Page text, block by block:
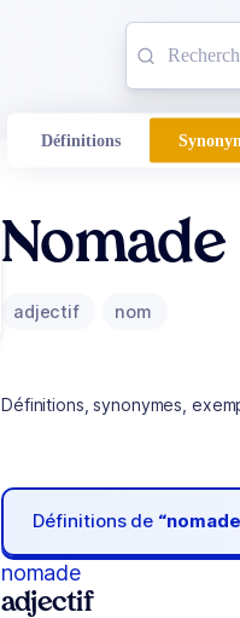
Définitions
Nomade
adjectif nom
Définitions, synonymes,
Définitions de
nomade
adjectif